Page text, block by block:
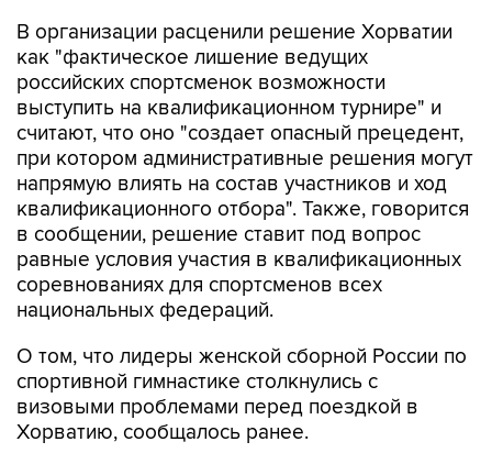
В организации расценили решение Хорватии
как "фактическое лишение ведущих
российских спортсменок возможности
выступить на квалификационном турнире" и
считают, что оно "создает опасный прецедент,
при котором административные решения могут
напрямую влиять на состав участников и ход
квалификационного отбора". Также, говорится
в сообщении, решение ставит под вопрос
равные условия участия в квалификационных
соревнованиях для спортсменов всех
национальных федераций.
О том, что лидеры женской сборной России по
спортивной гимнастике столкнулись с
визовыми проблемами перед поездкой в
Хорватию, сообщалось ранее.